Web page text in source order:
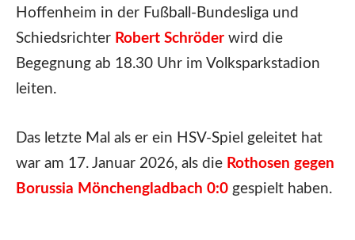
Hoffenheim in der Fußball-Bundesliga und
Schiedsrichter Robert Schröder wird die
Begegnung ab 18.30 Uhr im Volksparkstadion
leiten.
Das letzte Mal als er ein HSV-Spiel geleitet hat
war am 17. Januar 2026, als die Rothosen gegen
Borussia Mönchengladbach 0:0 gespielt haben.